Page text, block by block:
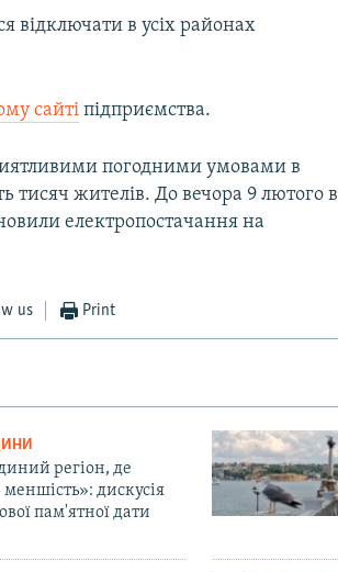
відключати в усіх районах
сайті підприємства.
погодними умовами в
тисяч жителів. До вечора 9 лютого в
електропостачання на
us Print
регіон, де
меншість»: дискусія
пам'ятної дати